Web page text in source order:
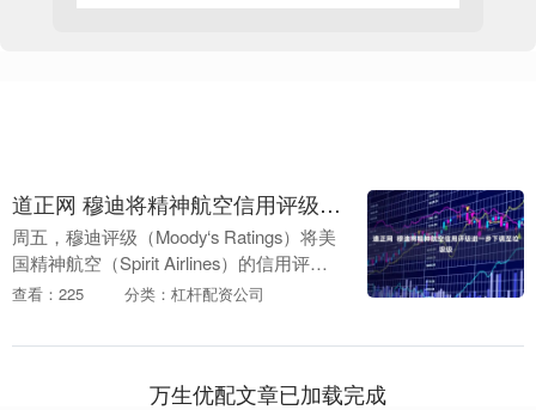
道正网 穆迪将精神航空信用评级进一步下调至垃圾级
周五，穆迪评级（Moody‘s Ratings）将美
国精神航空（Spirit Airlines）的信用评级
下调两个等级，使其进一步跌入垃圾级区
查看：225 分类：杠杆配资公司
万生优配文章已加载完成